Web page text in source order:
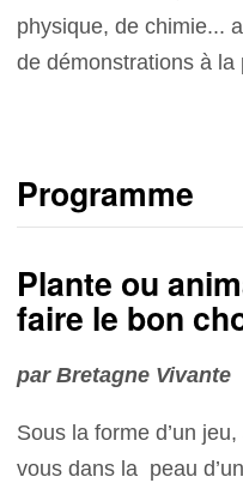
physique, de chimie...
de démonstrations à la
Programme
Plante ou
faire le bon
par Bretagne Vivante
Sous la forme d’un
vous dans la peau